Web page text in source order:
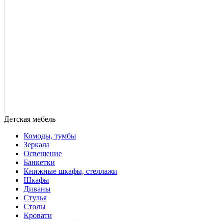
Комоды, тумбы
Зеркала
Освещение
Банкетки
Книжные шкафы, стеллажи
Шкафы
Диваны
Стулья
Столы
Кровати